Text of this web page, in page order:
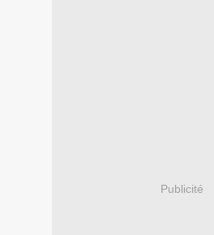
Publicité